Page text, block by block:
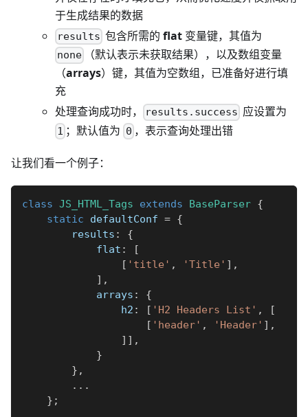
于生成结果的数据
results 包含所需的flat 变量键，其值为
none
（默认表示未获取结果），以及数组变量
（arrays）键，其值为空数组，已准备好进行填
充
处理查询成功时，
results.success 应设置为
1 ；默认值为 0 ，表示查询处理出错
让我们看一个例子：
class JS_HTML_Tags extends BaseParser {
static defaultConf = {
        results
:
{
            flat
:
[
[ 'title' , 'Title' ] ,
] ,
            arrays
:
{
                h2
: [ 'H2 Headers List' ,
[
[ 'header' , 'Header' ] ,
] ] ,
}
} ,
...
} ;